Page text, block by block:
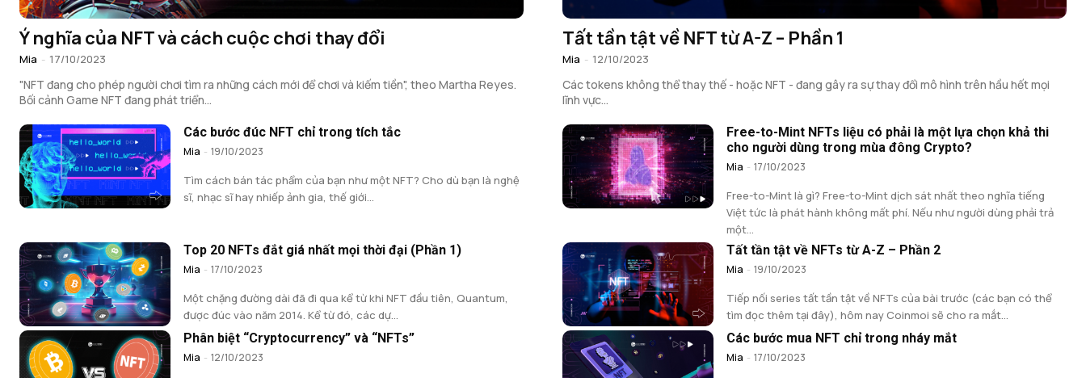
Ý nghĩa của NFT và cách cuộc chơi thay đổi
Mia - 17/10/2023
"NFT đang cho phép người chơi tìm ra những cách mới để chơi và kiếm tiền", theo Martha Reyes.
Bối cảnh Game NFT đang phát triển...
Tất tần tật về NFT từ A-Z – Phần 1
Mia - 12/10/2023
Các tokens không thể thay thế - hoặc NFT - đang gây ra sự thay đổi mô hình trên hầu hết mọi
lĩnh vực...
Các bước đúc NFT chỉ trong tích tắc
Mia - 19/10/2023
Tìm cách bán tác phẩm của bạn như một NFT? Cho dù bạn là nghệ
sĩ, nhạc sĩ hay nhiếp ảnh gia, thế giới...
Free-to-Mint NFTs liệu có phải là một lựa chọn khả thi
cho người dùng trong mùa đông Crypto?
Mia - 17/10/2023
Free-to-Mint là gì? Free-to-Mint dịch sát nhất theo nghĩa tiếng
Việt tức là phát hành không mất phí. Nếu như người dùng phải trả
một...
Top 20 NFTs đắt giá nhất mọi thời đại (Phần 1)
Mia - 17/10/2023
Một chặng đường dài đã đi qua kể từ khi NFT đầu tiên, Quantum,
được đúc vào năm 2014. Kể từ đó, các dự...
Tất tần tật về NFTs từ A-Z – Phần 2
Mia - 19/10/2023
Tiếp nối series tất tần tật về NFTs của bài trước (các bạn có thể
tìm đọc thêm tại đây), hôm nay Coinmoi sẽ cho ra mắt...
Phân biệt “Cryptocurrency” và “NFTs”
Mia - 12/10/2023
Các bước mua NFT chỉ trong nháy mắt
Mia - 17/10/2023